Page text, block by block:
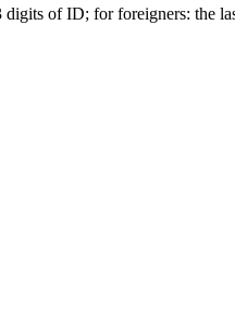
of ID; for foreigners: the